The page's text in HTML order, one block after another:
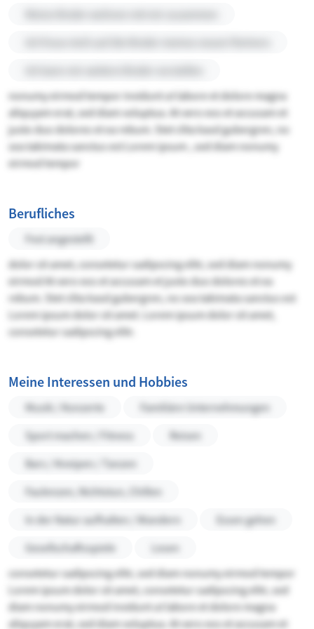
nonumy eirmod tempor invidunt ut labore et dolore magna
aliquyam erat, sed diam voluptua. At vero eos et accusam et
justo duo dolores et ea rebum. Stet clita kasd gubergren, no
sea takimata sanctus est Lorem ipsum , sed diam nonumy
eirmod tempor
Berufliches
Fest angestellt
dolor sit amet, consetetur sadipscing elitr, sed diam nonumy
eirmod At vero eos et accusam et justo duo dolores et ea
rebum. Stet clita kasd gubergren, no sea takimata sanctus est
Lorem ipsum dolor sit amet. Lorem ipsum dolor sit amet,
consetetur sadipscing elitr.
Meine Interessen und Hobbies
Musik / Konzerte
Familiäre Unternehmungen
Sport machen / Fitness
Reisen
Bars / Kneipen / Tanzen
Faulenzen, Nichtstun, Chillen
In der Natur aufhalten / Wandern
Essen gehen
Gesellschaftsspiele
Lesen
consetetur sadipscing elitr, sed diam nonumy eirmod tempor
Lorem ipsum dolor sit amet, consetetur sadipscing elitr, sed
diam nonumy eirmod invidunt ut labore et dolore magna
aliquyam erat, sed diam voluptua. At vero eos et accusam et